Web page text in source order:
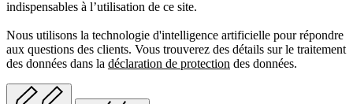
indispensables à l’utilisation de ce site.
Nous utilisons la technologie d'intelligence artificielle pour répondre
aux questions des clients. Vous trouverez des détails sur le traitement
des données dans la déclaration de protection des données.